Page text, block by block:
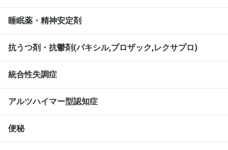
睡眠薬・精神安定剤
抗うつ剤・抗鬱剤(パキシル,プロザック,レクサプロ)
統合性失調症
アルツハイマー型認知症
便秘